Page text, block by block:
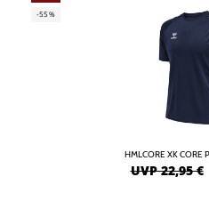
-55%
HMLCORE XK CORE
UVP 22,95 €